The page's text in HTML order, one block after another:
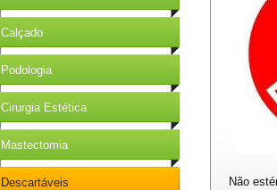
Não
Calçado
Podologia
Cirurgia Estética
Mastectomia
Descartáveis